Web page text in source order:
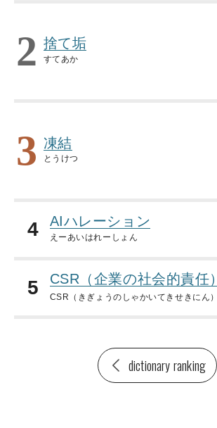
2 捨て垢
すてあか
3 凍結
とうけつ
4 AIハレーション
えーあいはれーしょん
5 CSR（企業の社会的責任）
CSR（きぎょうのしゃかいてきせきにん）
dictionary ranking